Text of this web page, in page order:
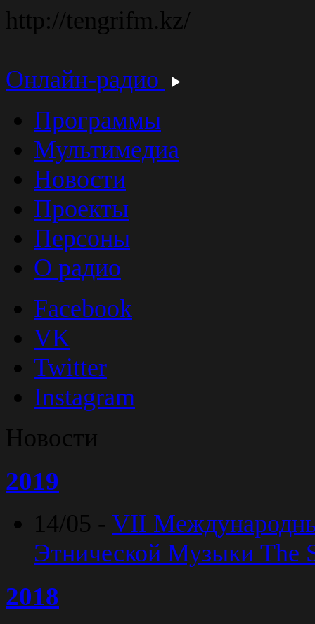
http://tengrifm.kz/
Онлайн-радио
Программы
Мультимедиа
Новости
Проекты
Персоны
О радио
Facebook
VK
Twitter
Instagram
Новости
2019
14/05 - VII
Этнической Музыки The
2018